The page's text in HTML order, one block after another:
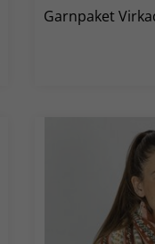
Garnpaket